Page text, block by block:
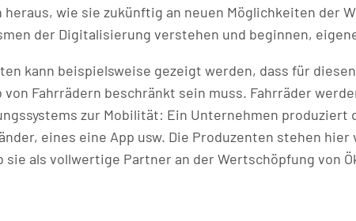
wie sie zukünftig an neuen Möglichkeiten der
der Digitalisierung verstehen und beginnen,
kann beispielsweise gezeigt werden, dass für
Fahrrädern beschränkt sein muss. Fahrräder
zur Mobilität: Ein Unternehmen produziert
eines eine App usw. Die Produzenten stehen
als vollwertige Partner an der Wertschöpfung von